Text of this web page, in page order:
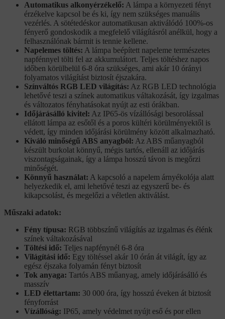
Automatikus alkonyérzékelő: A lámpa a környezeti fényt
érzékelve kapcsol be és ki, így nem szükséges manuális
vezérlés. A sötétedéskor automatikusan aktiválódó 100%-os
fényerő gondoskodik a megfelelő világításról anélkül, hogy a
felhasználónak bármit is tennie kellene.
Napelemes töltés: A lámpa beépített napeleme természetes
napfénnyel tölti fel az akkumulátort. Teljes töltéshez napos
időben körülbelül 6-8 óra szükséges, ami akár 10 órányi
folyamatos világítást biztosít éjszakára.
Színváltós RGB LED világítás: Az RGB LED technológia
lehetővé teszi a színek automatikus váltakozását, így izgalmas
és változatos fényhatásokat nyújt az esti órákban.
Időjárásálló kivitel: Az IP65-ös vízállósági besorolással
ellátott lámpa az esőtől és a poros kültéri körülményektől is
védett, így minden időjárási körülmény között alkalmazható.
Kiváló minőségű ABS anyagból: Az ABS műanyagból
készült burkolat könnyű, mégis tartós, ellenáll az időjárás
viszontagságainak, így a lámpa hosszú távon is megőrzi
minőségét.
Könnyű használat: A kapcsoló a napelem árnyékolója alatt
helyezkedik el, ami lehetővé teszi az egyszerű be- és
kikapcsolást, és megelőzi a véletlen aktiválást.
Műszaki adatok:
Fény típusa: RGB többszínű világítás az izgalmas és élénk
színek váltakozásával
Töltési idő: Teljes napfénynél 6-8 óra
Világítási idő: Egy töltéssel akár 10 órán át világít, így az
egész éjszaka folyamán fényt biztosít
Tok anyaga: Tartós ABS műanyag, amely időjárásálló és
masszív
LED élettartam: 30 000 óra, így hosszú éveken át biztosít
fényforrást
Vízállóság: IP65, amely védelmet nyújt eső és por ellen